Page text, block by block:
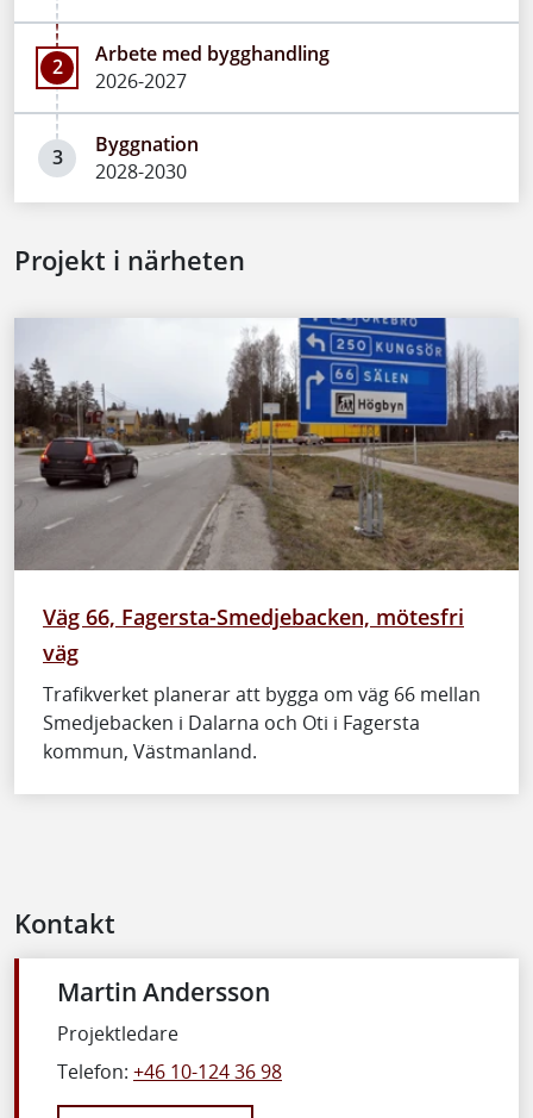
2
Arbete med bygghandling
2026-2027
3
Byggnation
2028-2030
Projekt i närheten
Väg 66, Fagersta-Smedjebacken, mötesfri
väg
Trafikverket planerar att bygga om väg 66 mellan
Smedjebacken i Dalarna och Oti i Fagersta
kommun, Västmanland.
Kontakt
Martin Andersson
Projektledare
Telefon: +46 10-124 36 98